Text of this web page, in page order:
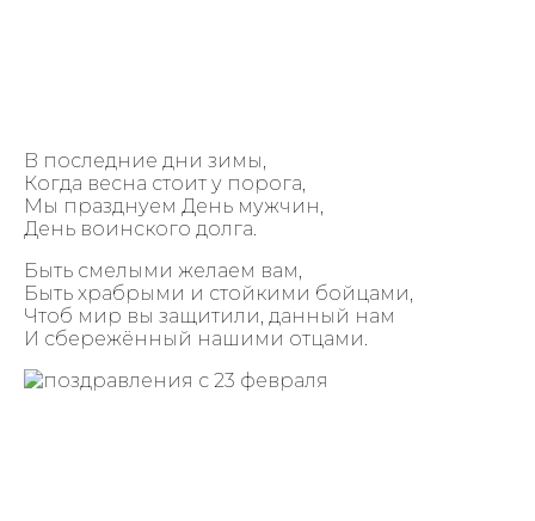
В последние дни зимы,
Когда весна стоит у порога,
Мы празднуем День мужчин,
День воинского долга.
Быть смелыми желаем вам,
Быть храбрыми и стойкими бойцами,
Чтоб мир вы защитили, данный нам
И сбережённый нашими отцами.